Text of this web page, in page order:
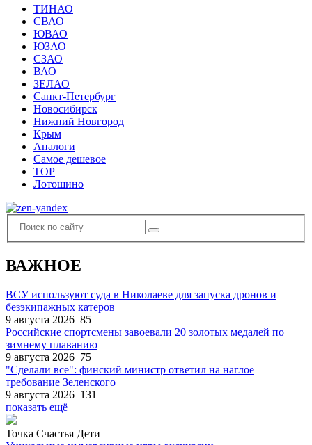
ТИНАО
СВАО
ЮВАО
ЮЗАО
СЗАО
ВАО
ЗЕЛАО
Санкт-Петербург
Новосибирск
Нижний Новгород
Крым
Аналоги
Самое дешевое
TOP
Лотошино
ВАЖНОЕ
ВСУ используют суда в Николаеве для запуска дронов и
безэкипажных катеров
9 августа 2026 85
Российские спортсмены завоевали 20 золотых медалей по
зимнему плаванию
9 августа 2026 75
"Сделали все": финский министр ответил на наглое
требование Зеленского
9 августа 2026 131
показать ещё
Точка Счастья Дети